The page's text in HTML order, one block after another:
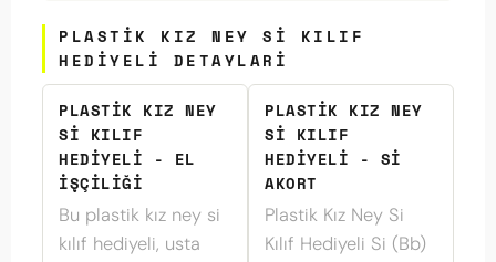
PLASTIK KIZ NEY SI KILIF
HEDIYELI DETAYLARI
PLASTIK KIZ NEY
SI KILIF
HEDIYELI - EL
İŞÇILIĞI
Bu plastik kız ney si
kılıf hediyeli, usta
PLASTIK KIZ NEY
SI KILIF
HEDIYELI - SI
AKORT
Plastik Kız Ney Si
Kılıf Hediyeli Si (Bb)